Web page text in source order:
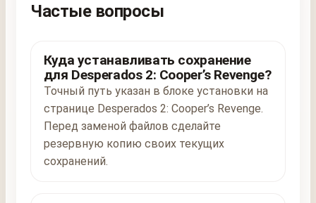
Частые вопросы
Куда устанавливать сохранение
для Desperados 2: Cooper’s Revenge?
Точный путь указан в блоке установки на
странице Desperados 2: Cooper’s Revenge.
Перед заменой файлов сделайте
резервную копию своих текущих
сохранений.